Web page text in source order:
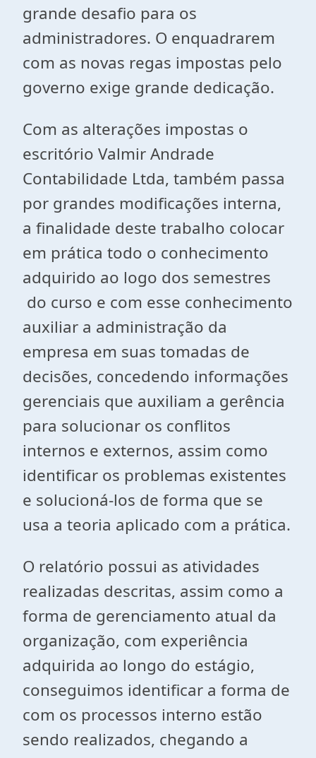
grande desafio para os
administradores. O enquadrarem
com as novas regas impostas pelo
governo exige grande dedicação.
Com as alterações impostas o
escritório Valmir Andrade
Contabilidade Ltda, também passa
por grandes modificações interna,
a finalidade deste trabalho colocar
em prática todo o conhecimento
adquirido ao logo dos semestres
do curso e com esse conhecimento
auxiliar a administração da
empresa em suas tomadas de
decisões, concedendo informações
gerenciais que auxiliam a gerência
para solucionar os conflitos
internos e externos, assim como
identificar os problemas existentes
e solucioná-los de forma que se
usa a teoria aplicado com a prática.
O relatório possui as atividades
realizadas descritas, assim como a
forma de gerenciamento atual da
organização, com experiência
adquirida ao longo do estágio,
conseguimos identificar a forma de
com os processos interno estão
sendo realizados, chegando a